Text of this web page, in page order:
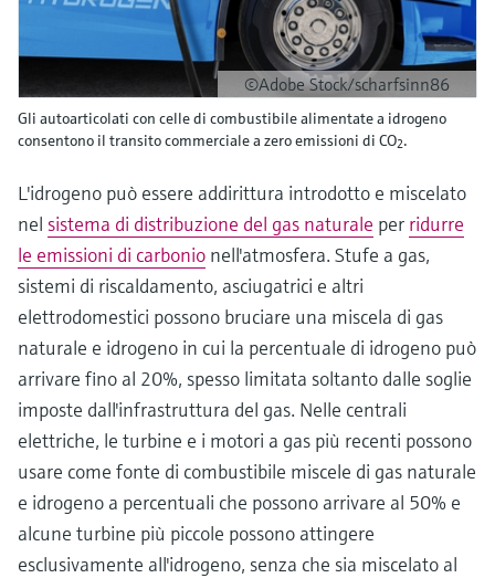
©Adobe Stock/scharfsinn86
Gli autoarticolati con celle di combustibile alimentate a idrogeno
consentono il transito commerciale a zero emissioni di CO2.
L'idrogeno può essere addirittura introdotto e miscelato
nel sistema di distribuzione del gas naturale per ridurre
le emissioni di carbonio nell'atmosfera. Stufe a gas,
sistemi di riscaldamento, asciugatrici e altri
elettrodomestici possono bruciare una miscela di gas
naturale e idrogeno in cui la percentuale di idrogeno può
arrivare fino al 20%, spesso limitata soltanto dalle soglie
imposte dall'infrastruttura del gas. Nelle centrali
elettriche, le turbine e i motori a gas più recenti possono
usare come fonte di combustibile miscele di gas naturale
e idrogeno a percentuali che possono arrivare al 50% e
alcune turbine più piccole possono attingere
esclusivamente all'idrogeno, senza che sia miscelato al